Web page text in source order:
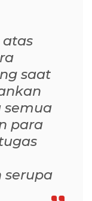
saat
semua
para
serupa